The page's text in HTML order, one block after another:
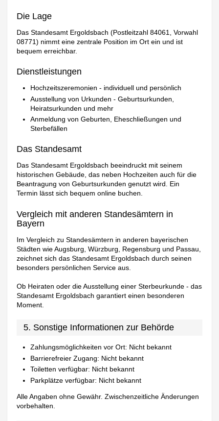
Die Lage
Das Standesamt Ergoldsbach (Postleitzahl 84061, Vorwahl
08771) nimmt eine zentrale Position im Ort ein und ist
bequem erreichbar.
Dienstleistungen
Hochzeitszeremonien - individuell und persönlich
Ausstellung von Urkunden - Geburtsurkunden,
Heiratsurkunden und mehr
Anmeldung von Geburten, Eheschließungen und
Sterbefällen
Das Standesamt
Das Standesamt Ergoldsbach beeindruckt mit seinem
historischen Gebäude, das neben Hochzeiten auch für die
Beantragung von Geburtsurkunden genutzt wird. Ein
Termin lässt sich bequem online buchen.
Vergleich mit anderen Standesämtern in
Bayern
Im Vergleich zu Standesämtern in anderen bayerischen
Städten wie Augsburg, Würzburg, Regensburg und Passau,
zeichnet sich das Standesamt Ergoldsbach durch seinen
besonders persönlichen Service aus.
Ob Heiraten oder die Ausstellung einer Sterbeurkunde - das
Standesamt Ergoldsbach garantiert einen besonderen
Moment.
5. Sonstige Informationen zur Behörde
Zahlungsmöglichkeiten vor Ort: Nicht bekannt
Barrierefreier Zugang: Nicht bekannt
Toiletten verfügbar: Nicht bekannt
Parkplätze verfügbar: Nicht bekannt
Alle Angaben ohne Gewähr. Zwischenzeitliche Änderungen
vorbehalten.